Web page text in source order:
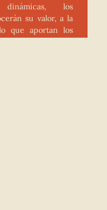
los
su valor, a la
que aportan los